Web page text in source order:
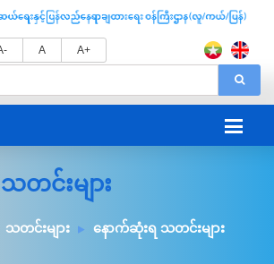
A A+
တင်းများ
သတင်းများ နောက်ဆုံးရ သတင်းများ